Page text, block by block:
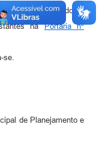
mantendo-se
naPortaria nº
se.
de Planejamento e